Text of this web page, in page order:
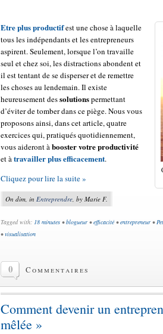
Etre plus productifest une chose à laquelle
tous les indépendants et les entrepreneurs
aspirent. Seulement, lorsque l’on travaille
seul et chez soi, les distractions abondent et
il est tentant de se disperser et de remettre
les choses au lendemain. Il existe
heureusement dessolutionspermettant
d’éviter de tomber dans ce piège. Nous vous
proposons ainsi, dans cet article, quatre
exercices qui, pratiqués quotidiennement,
vous aideront àbooster votre productivité
et àtravailler plus efficacement.
Cliquez pour lire la suite »
On dim, in Entreprendre, by Marie F.
Tagged with: 18 minutes •blogueur •efficacité •entrepreneur •
•visualisation
0 Commentaires
Comment devenir un
mêlée »